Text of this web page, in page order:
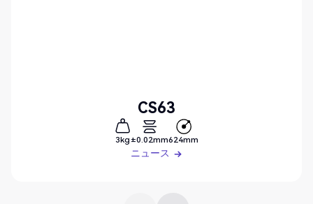
CS63
3kg ±0.02mm624mm
ニュース